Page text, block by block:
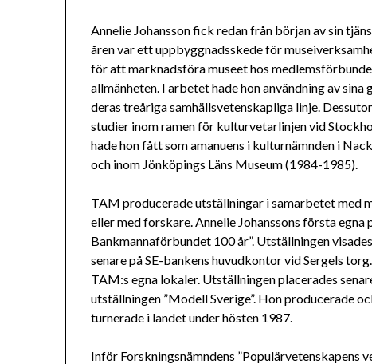
Annelie Johansson fick redan från början av sin
åren var ett uppbyggnadsskede för
för att marknadsföra museet hos
allmänheten. I arbetet hade hon användning av
deras treåriga samhällsvetenskapliga linje.
studier inom ramen för kulturvetarlinjen vid
hade hon fått som amanuens i kulturnämnden i
och inom Jönköpings Läns Museum (1984-1985).
TAM producerade utställningar i samarbetet med
eller med forskare. Annelie Johanssons första
Bankmannaförbundet 100 år”. Utställningen
senare på SE-bankens huvudkontor vid Sergels
TAM:s egna lokaler. Utställningen placerades
utställningen ”Modell Sverige”. Hon producerade
turnerade i landet under hösten 1987.
Inför Forskningsnämndens ”Populärvetenskapens